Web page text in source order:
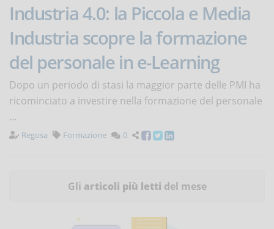
Industria 4.0: la Piccola e Media
Industria scopre la formazione
del personale in e-Learning
Dopo un periodo di stasi la maggior parte delle PMI ha
ricominciato a investire nella formazione del personale
...
Regosa Formazione 0
Gli articoli più letti del mese